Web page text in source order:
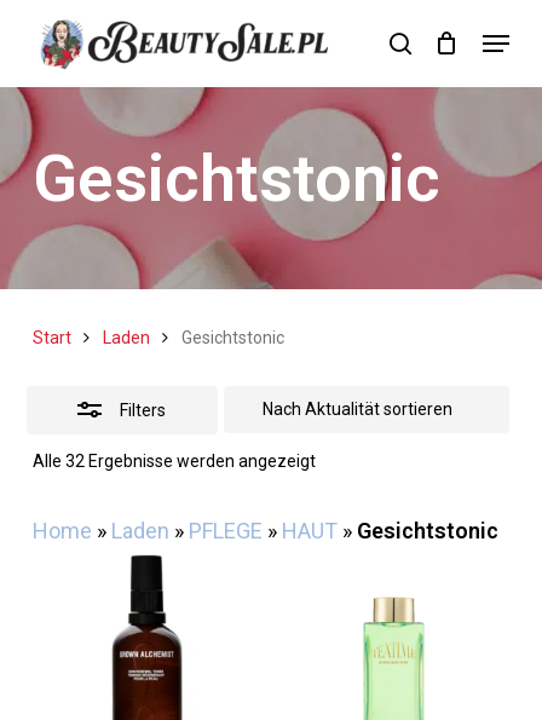
main
content
search
Menu
Cart Close
Gesichtstonic
Start Laden Gesichtstonic
Filters
Alle 32 Ergebnisse werden angezeigtNach
Home » Laden » PFLEGE » HAUT» Gesichtstonic
Close
Filters